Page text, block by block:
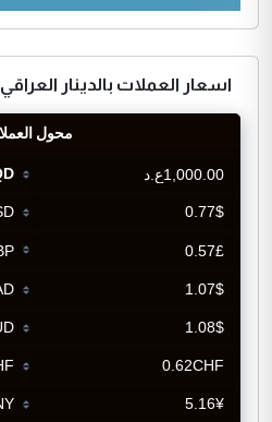
اسعار العملات بالدينار العراقي